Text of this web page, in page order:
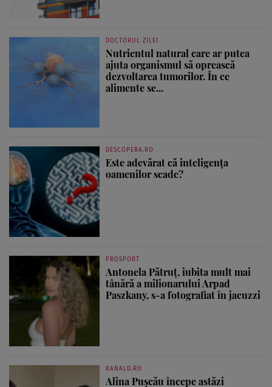
DOCTORUL ZILEI
Nutrientul natural care ar putea
ajuta organismul să oprească
dezvoltarea tumorilor. În ce
alimente se...
DESCOPERA.RO
Este adevărat că inteligența
oamenilor scade?
PROSPORT
Antonela Pătruț, iubita mult mai
tânără a milionarului Arpad
Paszkany, s-a fotografiat în jacuzzi
KANALD.RO
Alina Pușcău începe astăzi